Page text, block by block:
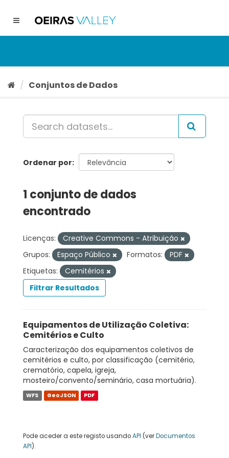
conteúdo
Toggle
Conjuntos de Dados
Ordenar por
1 conjunto de dados
encontrado
Licenças:
Creative Commons - Atribuição
Grupos:
Espaço Público Formatos:
PDF
Etiquetas:
Cemitérios
Filtrar Resultados
Equipamentos de Utilização Coletiva:
Cemitérios e Culto
Caracterização dos equipamentos coletivos de
cemitérios e culto, por classificação (cemitério,
crematório, capela, igreja,
mosteiro/convento/seminário, casa mortuária).
WFS GeoJSON PDF
Pode aceder a este registo usandoAPI (verDocumentos
API).